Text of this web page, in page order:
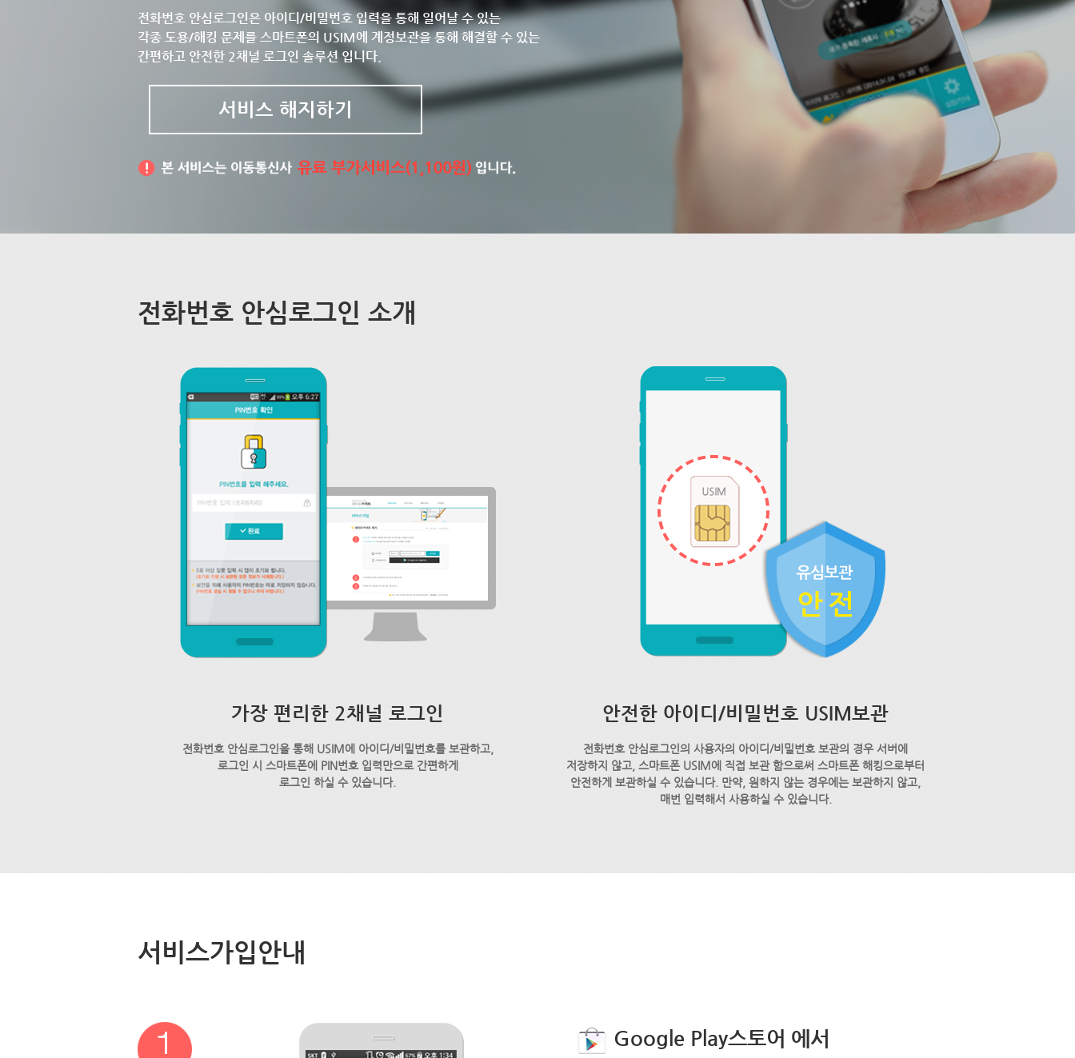
전화번호 안심로그인은 아이디/비밀번호 입력을 통해 일어날 수 있는
각종 도용/해킹 문제를 스마트폰의 USIM에 계정보관을 통해 해결할 수 있는
간편하고 안전한 2채널 로그인 솔루션 입니다.
서비스 해지하기
전화번호 안심로그인 소개
가장 편리한 2채널 로그인
전화번호 안심로그인을 통해 USIM에 아이디/비밀번호를 보관하고,
로그인 시 스마트폰에 PIN번호 입력만으로 간편하게
로그인 하실 수 있습니다.
안전한 아이디/비밀번호 USIM보관
전화번호 안심로그인의 사용자의 아이디/비밀번호 보관의 경우 서버에
저장하지 않고, 스마트폰 USIM에 직접 보관 함으로써 스마트폰 해킹으로부터
안전하게 보관하실 수 있습니다. 만약, 원하지 않는 경우에는 보관하지 않고,
매번 입력해서 사용하실 수 있습니다.
서비스가입안내
Google Play스토어 에서